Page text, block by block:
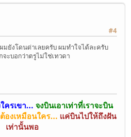
#4
ยังโดนด่าเลยครับ ผมทำใจได้ละครับ
ะบอกว่าตรูไม่ใช่เทวดา
ครเขา... จงบินเอาเท่าที่เราจะบิน
องเหมือนใคร... แค่บินไปให้ถึงฝัน
เท่านั้นพอ